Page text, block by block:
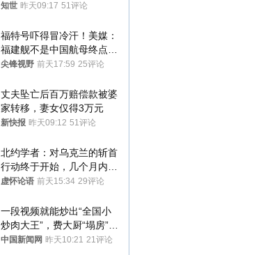
知世 昨天09:17 51评论
福特号吓得冒冷汗！美媒：
福建舰不是中国航母终点，
而是新起点！
尖锋视野 前天17:59 25评论
丈夫坠亡后百万赔偿款被婆
家转移，妻女仅得3万元
新快报 昨天09:12 51评论
北约学者：对乌克兰的斩首
行动终于开始，几个月内乌
将投降
虚怀论语 前天15:34 29评论
一段视频就能炒出“全国小
炒肉大王”，费大厨“塌房”了
吗？
中国新闻网 昨天10:21 21评论